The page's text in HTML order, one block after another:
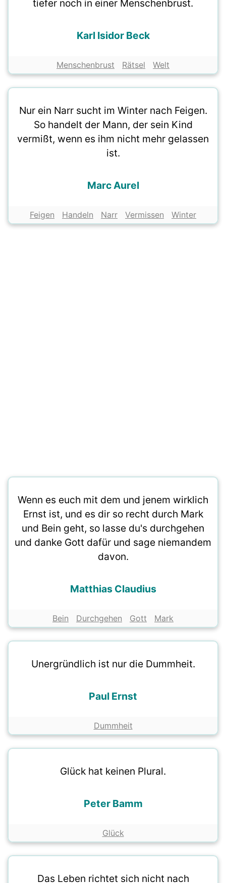
tiefer noch in einer Menschenbrust.
Karl Isidor Beck
Menschenbrust Rätsel Welt
Nur ein Narr sucht im Winter nach Feigen.
So handelt der Mann, der sein Kind
vermißt, wenn es ihm nicht mehr gelassen
ist.
Marc Aurel
Feigen Handeln Narr Vermissen Winter
Wenn es euch mit dem und jenem wirklich
Ernst ist, und es dir so recht durch Mark
und Bein geht, so lasse du's durchgehen
und danke Gott dafür und sage niemandem
davon.
Matthias Claudius
Bein Durchgehen Gott Mark
Unergründlich ist nur die Dummheit.
Paul Ernst
Dummheit
Glück hat keinen Plural.
Peter Bamm
Glück
Das Leben richtet sich nicht nach